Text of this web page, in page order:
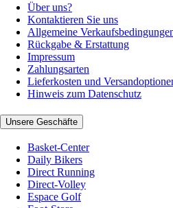
Über uns?
Kontaktieren Sie uns
Allgemeine
Rückgabe & Erstattung
Impressum
Zahlungsarten
Lieferkosten und
Hinweis zum Datenschutz
Unsere Geschäfte
Basket-Center
Daily Bikers
Direct Running
Direct-Volley
Espace Golf